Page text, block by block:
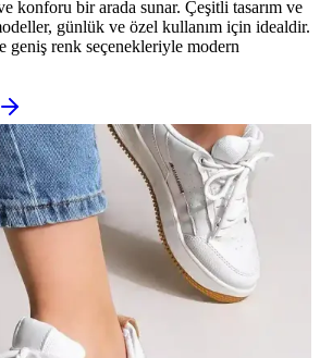
konforu bir arada sunar. Çeşitli tasarım ve
günlük ve özel kullanım için idealdir.
renk seçenekleriyle modern